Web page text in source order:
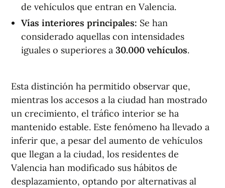
de vehículos que entran en Valencia.
Vías interiores principales: Se han
considerado aquellas con intensidades
iguales o superiores a 30.000 vehículos.
Esta distinción ha permitido observar que,
mientras los accesos a la ciudad han mostrado
un crecimiento, el tráfico interior se ha
mantenido estable. Este fenómeno ha llevado a
inferir que, a pesar del aumento de vehículos
que llegan a la ciudad, los residentes de
Valencia han modificado sus hábitos de
desplazamiento, optando por alternativas al